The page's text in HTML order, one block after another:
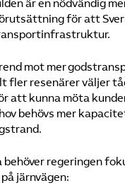
är en nödvändig
för att
mot mer
fler resenärer väljer
att kunna möta
behövs mer
behöver regeringen
järnvägen: